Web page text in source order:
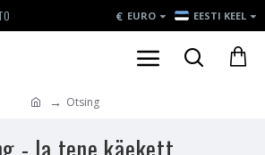
€ EURO EESTI KEEL
Otsing